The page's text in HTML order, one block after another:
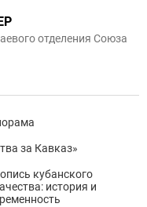
отделения Союза
за Кавказ»
кубанского
история и